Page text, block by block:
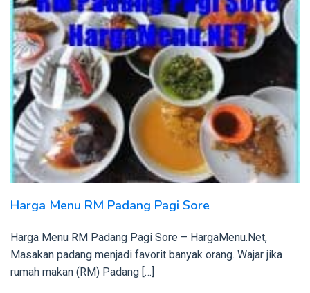
Harga Menu RM Padang Pagi Sore
Harga Menu RM Padang Pagi Sore – HargaMenu.Net,
Masakan padang menjadi favorit banyak orang. Wajar jika
rumah makan (RM) Padang […]